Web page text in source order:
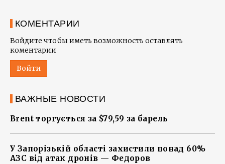
КОМЕНТАРИИ
Войдите чтобы иметь возможность оставлять
коментарии
Войти
ВАЖНЫЕ НОВОСТИ
Brent торгується за $79,59 за барель
У Запорізькій області захистили понад 60%
АЗС від атак дронів — Федоров